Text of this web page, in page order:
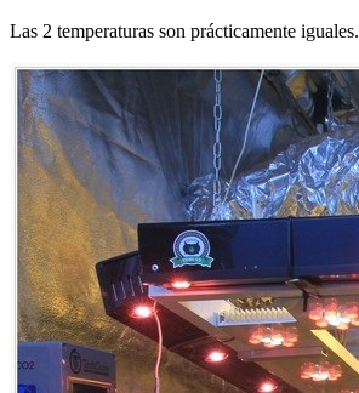
Las 2 temperaturas son prácticamente iguales.